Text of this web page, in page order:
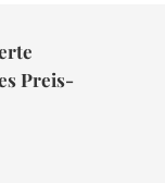
Preis-